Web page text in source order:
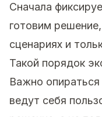
Сначала
готовим
сценариях и
Такой порядок
Важно
ведут себя